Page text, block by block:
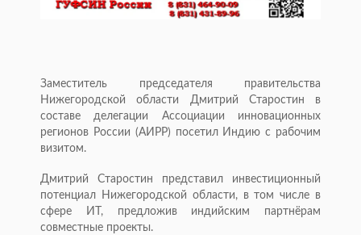
Заместитель председателя правительства
Нижегородской области Дмитрий Старостин в
составе делегации Ассоциации инновационных
регионов России (АИРР) посетил Индию с рабочим
визитом.
Дмитрий Старостин представил инвестиционный
потенциал Нижегородской области, в том числе в
сфере ИТ, предложив индийским партнёрам
совместные проекты.